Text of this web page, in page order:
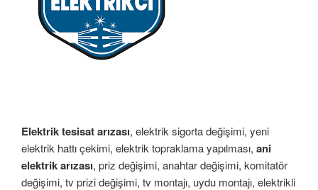
Elektrik tesisat arızası, elektrik sigorta değişimi, yeni
elektrik hattı çekimi, elektrik topraklama yapılması, ani
elektrik arızası, priz değişimi, anahtar değişimi, komitatör
değişimi, tv prizi değişimi, tv montajı, uydu montajı, elektrikli